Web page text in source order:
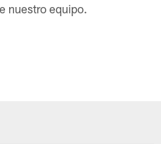
nuestro equipo.